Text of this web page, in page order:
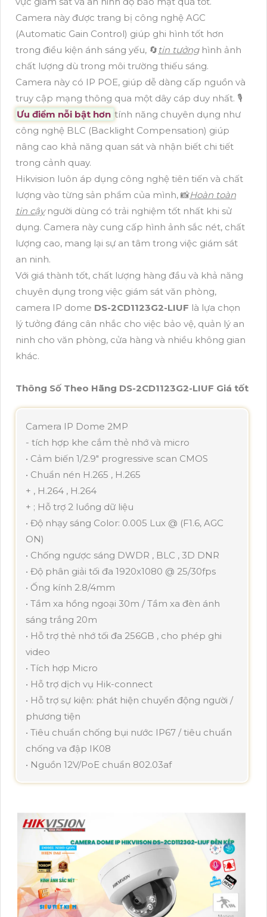
Camera này được trang bị công nghệ AGC
(Automatic Gain Control) giúp ghi hình tốt hơn
trong điều kiện ánh sáng yếu, 🔄 tin tưởnghình ảnh
chất lượng dù trong môi trường thiếu sáng.
Camera này có IP POE, giúp dễ dàng cấp nguồn và
truy cập mạng thông qua một dây cáp duy nhất. 🎙
Ưu điểm nỗi bật hơn tính năng chuyên dụng như
công nghệ BLC (Backlight Compensation) giúp
nâng cao khả năng quan sát và nhận biết chi tiết
trong cảnh quay.
Hikvision luôn áp dụng công nghệ tiên tiến và chất
lượng vào từng sản phẩm của mình, 📸Hoàn toàn
tin cậyngười dùng có trải nghiệm tốt nhất khi sử
dụng. Camera này cung cấp hình ảnh sắc nét, chất
lượng cao, mang lại sự an tâm trong việc giám sát
an ninh.
Với giá thành tốt, chất lượng hàng đầu và khả năng
chuyên dụng trong việc giám sát văn phòng,
camera IP dome DS-2CD1123G2-LIUF là lựa chọn
lý tưởng đáng cân nhắc cho việc bảo vệ, quản lý an
ninh cho văn phòng, cửa hàng và nhiều không gian
khác.
Thông Số Theo Hãng DS-2CD1123G2-LIUF Giá tốt
Camera IP Dome 2MP
- tích hợp khe cắm thẻ nhớ và micro
• Cảm biến 1/2.9" progressive scan CMOS
• Chuẩn nén H.265 , H.265
+ , H.264 , H.264
+ ; Hỗ trợ 2 luồng dữ liệu
• Độ nhạy sáng Color: 0.005 Lux @ (F1.6, AGC
ON)
• Chống ngược sáng DWDR , BLC , 3D DNR
• Độ phân giải tối đa 1920x1080 @ 25/30fps
• Ống kính 2.8/4mm
• Tầm xa hồng ngoại 30m / Tầm xa đèn ánh
sáng trắng 20m
• Hỗ trợ thẻ nhớ tối đa 256GB , cho phép ghi
video
• Tích hợp Micro
• Hỗ trợ dịch vụ Hik-connect
• Hỗ trợ sự kiện: phát hiện chuyển động người /
phương tiện
• Tiêu chuẩn chống bụi nước IP67 / tiêu chuẩn
chống va đập IK08
• Nguồn 12V/PoE chuẩn 802.03af